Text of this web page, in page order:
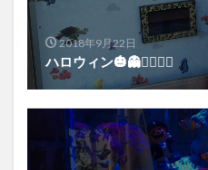
2018年9月22日
ハロウィン🎃👻🧟‍♀️🧟‍♂️